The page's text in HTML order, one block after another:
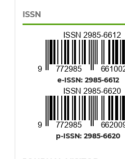
ISSN
e-ISSN: 2985-6612
p-ISSN: 2985-6620